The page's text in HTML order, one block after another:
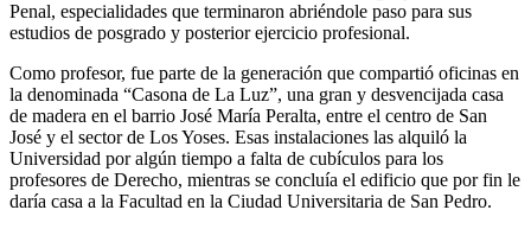
Penal, especialidades que terminaron abriéndole paso para sus
estudios de posgrado y posterior ejercicio profesional.
Como profesor, fue parte de la generación que compartió oficinas en
la denominada “Casona de La Luz”, una gran y desvencijada casa
de madera en el barrio José María Peralta, entre el centro de San
José y el sector de Los Yoses. Esas instalaciones las alquiló la
Universidad por algún tiempo a falta de cubículos para los
profesores de Derecho, mientras se concluía el edificio que por fin le
daría casa a la Facultad en la Ciudad Universitaria de San Pedro.